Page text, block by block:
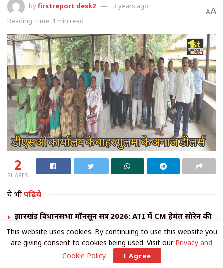
byfirstreport desk2
3 years ago
Reading Time: 1 min read
AA
2
SHARES
ये भीपढ़िये
झारखंड विधानसभा मॉनसून सत्र 2026: ATI में CM हेमंत सोरेन की
JPSC-JSSC धांधली मामला: राज्यपाल से मिले सीएम हेमंत सोरेन,
पारदर्शी परीक्षा और कड़ी कार्रवाई का दिया आश्वासन
This website uses cookies. By continuing to use this website you
are giving consent to cookies being used. Visit our Privacy and
Cookie Policy. I Agree